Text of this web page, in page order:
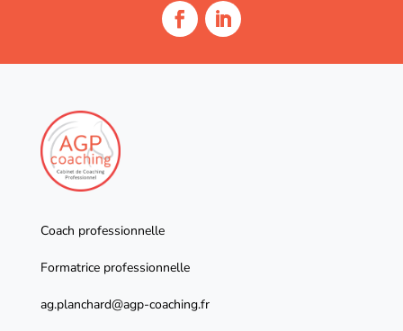
Coach professionnelle
Formatrice professionnelle
ag.planchard@agp-coaching.fr